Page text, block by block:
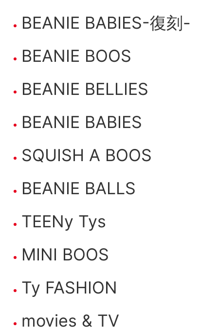
BEANIE BABIES-復刻-
BEANIE BOOS
BEANIE BELLIES
BEANIE BABIES
SQUISH A BOOS
BEANIE BALLS
TEENy Tys
MINI BOOS
Ty FASHION
movies & TV